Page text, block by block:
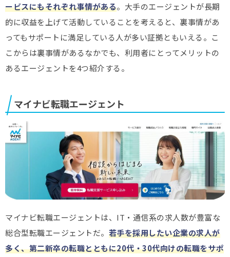
ービスにもそれぞれ事情がある。大手のエージェントが長期
的に収益を上げて活動していることを考えると、裏事情があ
ってもサポートに満足している人が多い証拠ともいえる。こ
こからは裏事情があるなかでも、利用者にとってメリットの
あるエージェントを4つ紹介する。
マイナビ転職エージェント
マイナビ転職エージェントは、IT・通信系の求人数が豊富な
総合型転職エージェントだ。 若手を採用したい企業の求人が
多く、第二新卒の転職とともに20代・30代向けの転職をサポ